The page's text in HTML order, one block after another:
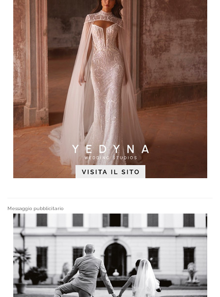
Messaggio pubblicitario